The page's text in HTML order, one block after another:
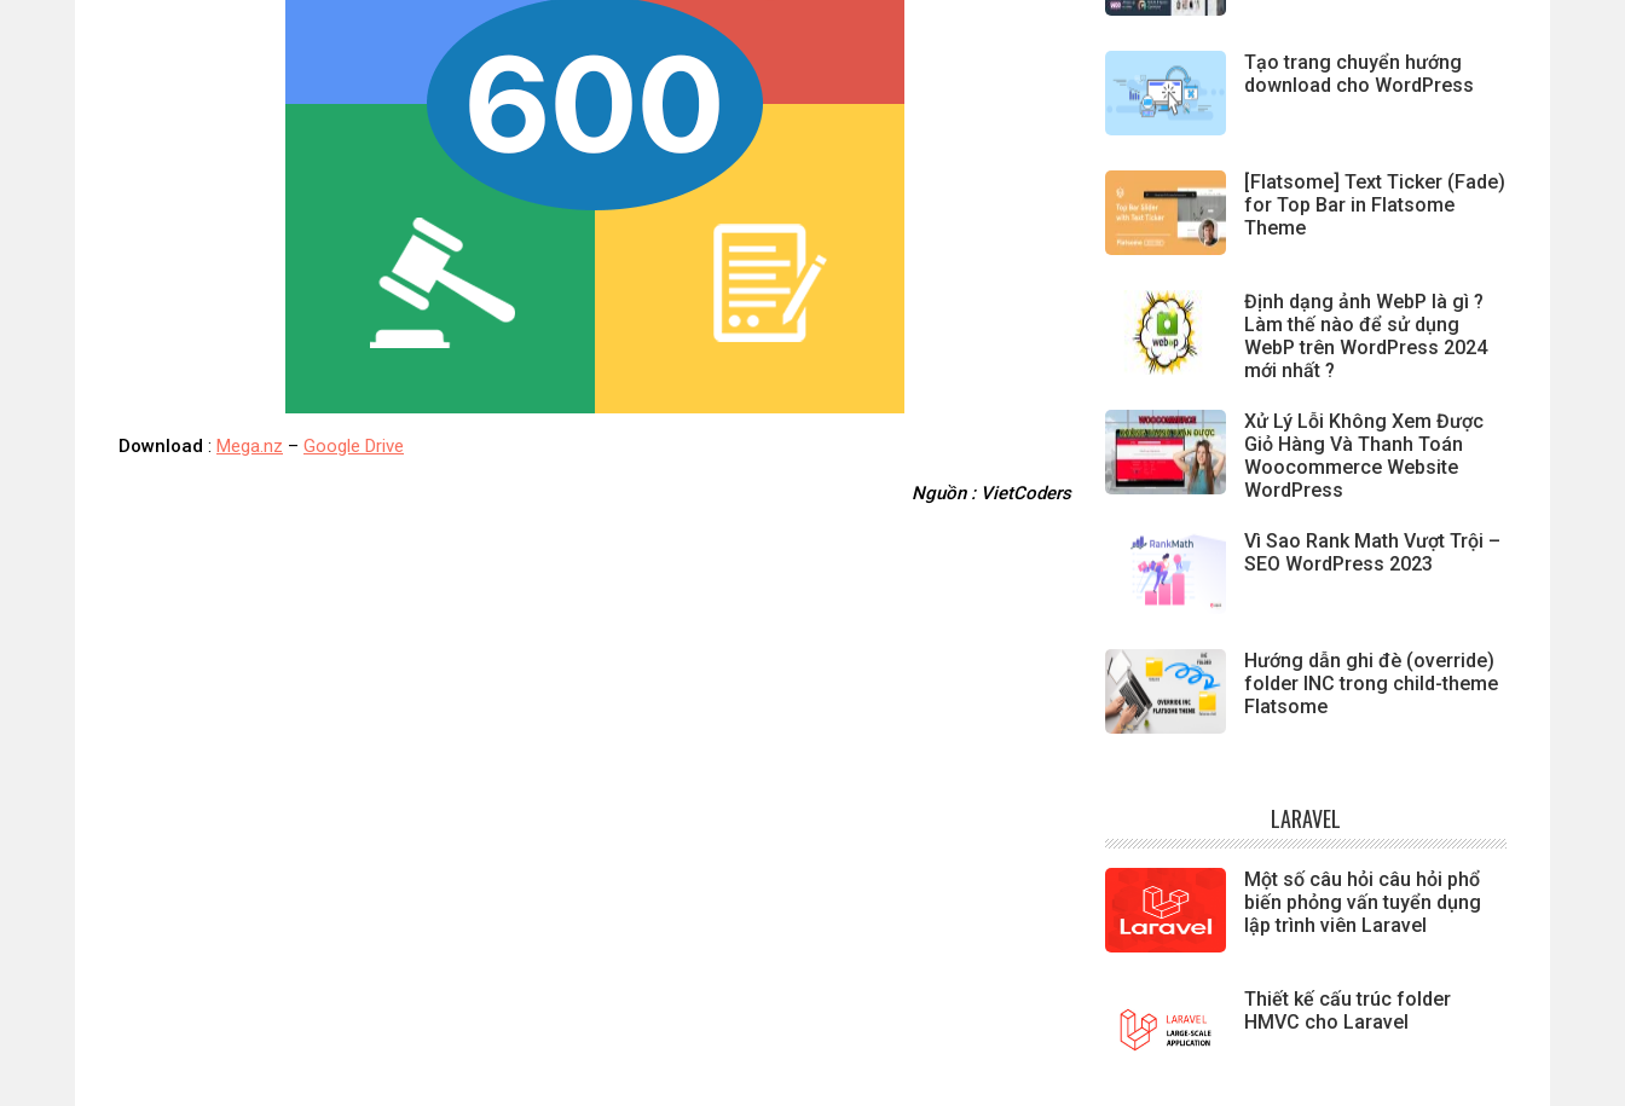
Download : Mega.nz – Google Drive
Nguồn : VietCoders
Tạo trang chuyển hướng
download cho WordPress
[Flatsome] Text Ticker (Fade)
for Top Bar in Flatsome
Theme
Định dạng ảnh WebP là gì ?
Làm thế nào để sử dụng
WebP trên WordPress 2024
mới nhất ?
Xử Lý Lỗi Không Xem Được
Giỏ Hàng Và Thanh Toán
Woocommerce Website
WordPress
Vì Sao Rank Math Vượt Trội –
SEO WordPress 2023
Hướng dẫn ghi đè (override)
folder INC trong child-theme
Flatsome
LARAVEL
Một số câu hỏi câu hỏi phổ
biến phỏng vấn tuyển dụng
lập trình viên Laravel
Thiết kế cấu trúc folder
HMVC cho Laravel